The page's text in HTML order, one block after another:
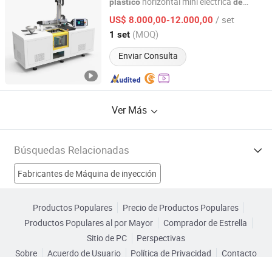
US$ 8.000,00-12.000,00 / set
1 set (MOQ)
Enviar Consulta
Dongguan Miko Testing Instrument Co., Ltd.
Guangdong, China Desde 2026
Ver Más
Búsquedas Relacionadas
Fabricantes de Máquina de inyección
Fabricantes de Máquina de Extrusión de Plástico
Productos Populares
Precio de Productos Populares
Productos Populares al por Mayor
Comprador de Estrella
Sitio de PC
Perspectivas
Sobre
Acuerdo de Usuario Política de Privacidad Contacto